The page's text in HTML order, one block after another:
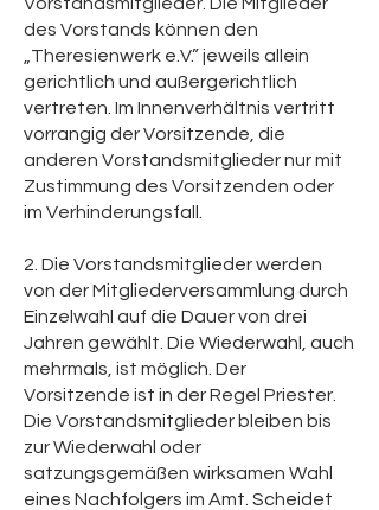
des Vorstands können den
„Theresienwerk e.V.” jeweils allein
gerichtlich und außergerichtlich
vertreten. Im Innenverhältnis vertritt
vorrangig der Vorsitzende, die
anderen Vorstandsmitglieder nur mit
Zustimmung des Vorsitzenden oder
im Verhinderungsfall.
2. Die Vorstandsmitglieder werden
von der Mitgliederversammlung durch
Einzelwahl auf die Dauer von drei
Jahren gewählt. Die Wiederwahl, auch
mehrmals, ist möglich. Der
Vorsitzende ist in der Regel Priester.
Die Vorstandsmitglieder bleiben bis
zur Wiederwahl oder
satzungsgemäßen wirksamen Wahl
eines Nachfolgers im Amt. Scheidet